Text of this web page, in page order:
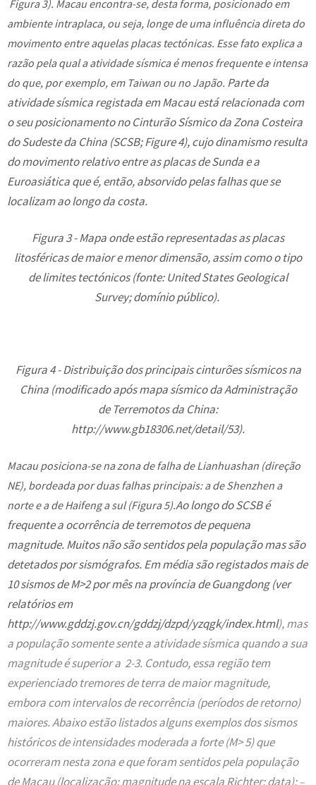
Figura 3). Macau encontra-se, desta forma, posicionado em
ambiente intraplaca, ou seja, longe de uma influência direta do
movimento entre aquelas placas tectónicas. Esse fato explica a
razão pela qual a atividade sísmica é menos frequente e intensa
do que, por exemplo, em Taiwan ou no Japão. Parte da
atividade sísmica registada em Macau está relacionada com
o seu posicionamento no Cinturão Sísmico da Zona Costeira
do Sudeste da China (SCSB;Figure 4), cujo dinamismo resulta
do movimento relativo entre as placas de Sunda e a
Euroasiática que é, então, absorvido pelas falhas que se
localizam ao longo da costa.
Figura 3 - Mapa onde estão representadas as placas
litosféricas de maior e menor dimensão, assim como o tipo
de limites tectónicos (fonte: United States Geological
Survey; domínio público).
Figura 4 - Distribuição dos principais cinturões sísmicos na
China (modificado após mapa sísmico da Administração
de Terremotos da China:
http://www.gb18306.net/detail/53).
Macau posiciona-se na zona de falha de Lianhuashan (direção
NE), bordeada por duas falhas principais: a de Shenzhen a
norte e a de Haifeng a sul (Figura 5).Ao longo do SCSB é
frequente a ocorrência de terremotos de pequena
magnitude. Muitos não são sentidos pela população mas são
detetados por sismógrafos. Em média são registados mais de
10 sismos de M>2 por mês na província de Guangdong (ver
relatórios em
http://www.gddzj.gov.cn/gddzj/dzpd/yzqgk/index.html), mas
a população somente sente a atividade sísmica quando a sua
magnitude é superior a 2-3. Contudo, essa região tem
experienciado tremores de terra de maior magnitude,
embora com intervalos de recorrência (períodos de retorno)
maiores. Abaixo estão listados alguns exemplos dos sismos
históricos de intensidades moderada a forte (M> 5) que
ocorreram nesta zona e que foram sentidos pela população
de Macau (localização; magnitude na escala Richter; data): –